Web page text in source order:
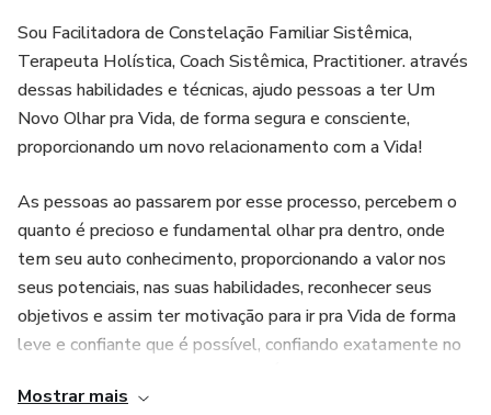
Sou Facilitadora de Constelação Familiar Sistêmica,
Terapeuta Holística, Coach Sistêmica, Practitioner. através
dessas habilidades e técnicas, ajudo pessoas a ter Um
Novo Olhar pra Vida, de forma segura e consciente,
proporcionando um novo relacionamento com a Vida!
As pessoas ao passarem por esse processo, percebem o
quanto é precioso e fundamental olhar pra dentro, onde
tem seu auto conhecimento, proporcionando a valor nos
seus potenciais, nas suas habilidades, reconhecer seus
objetivos e assim ter motivação para ir pra Vida de forma
leve e confiante que é possível, confiando exatamente no
trazendo assim uma reativação do seu Amor Próprio.
Mostrar mais